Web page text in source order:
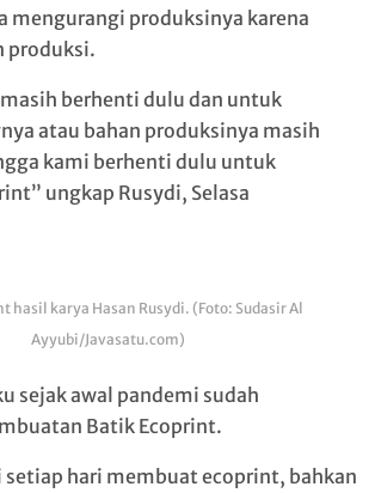
mengurangi produksinya karena
produksi.
berhenti dulu dan untuk
atau bahan produksinya masih
kami berhenti dulu untuk
ungkap Rusydi, Selasa
hasil karya Hasan Rusydi. (Foto: Sudasir Al
Ayyubi/Javasatu.com)
sejak awal pandemi sudah
Batik Ecoprint.
setiap hari membuat ecoprint, bahkan